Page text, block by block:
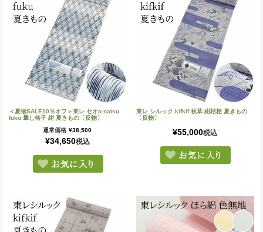
＜夏物SALE10％オフ＞東レ セオα natsu
fuku 暈し格子 紺 夏きもの〔反物〕
通常価格 ¥38,500
¥34,650税込
東レ シルック kifkif 秋草 紺桔梗 夏きもの
〔反物〕
¥55,000税込